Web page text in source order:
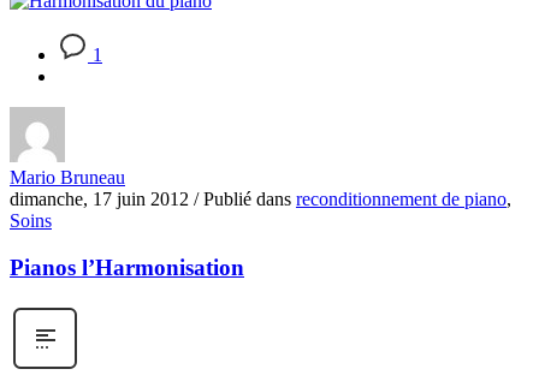
1
Mario Bruneau
dimanche, 17 juin 2012 / Publié dans reconditionnement de piano,
Soins
Pianos l’Harmonisation